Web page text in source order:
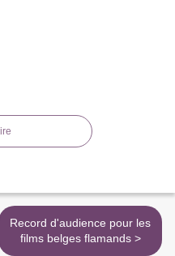
Record d'audience pour les
films belges flamands >